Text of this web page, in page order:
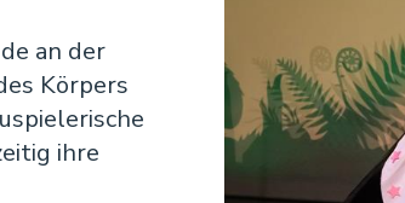
an der
Körpers
ihre